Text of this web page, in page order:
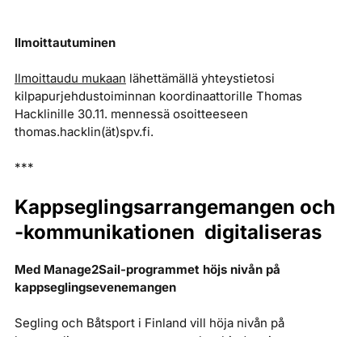
Ilmoittautuminen
Ilmoittaudu mukaan lähettämällä yhteystietosi
kilpapurjehdustoiminnan koordinaattorille Thomas
Hacklinille 30.11. mennessä osoitteeseen
thomas.hacklin(ät)spv.fi.
***
Kappseglingsarrangemangen och
-kommunikationen digitaliseras
Med Manage2Sail-programmet höjs nivån på
kappseglingsevenemangen
Segling och Båtsport i Finland vill höja nivån på